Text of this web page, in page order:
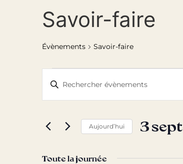
Savoir-faire
Évènements Savoir-faire
Recherche
et
navigation
de
vues
Saisir
mot-
Rechercher
mot-
Aujourd’hui 3
date.
Toute la journée